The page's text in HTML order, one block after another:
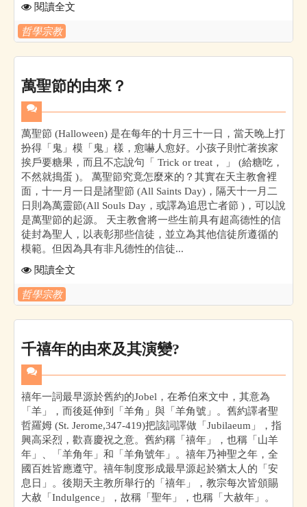
閱讀全文
哲學宗教
萬聖節的由來？
萬聖節 (Halloween) 是在每年的十月三十一日，當天晚上打
扮得「鬼」模「鬼」樣，愈嚇人愈好。小孩子則忙著挨家
挨戶要糖果，而且不忘說句「 Trick or treat， 」 (給糖吃，
不然就搗蛋 )。 萬聖節究竟怎麼來的？其實在天主教會裡
面，十一月一日是諸聖節 (All Saints Day)，隔天十一月二
日則為萬靈節(All Souls Day，或譯為追思亡者節 )，可以說
是萬聖節的起源。 天主教會將一些生前具有超高德性的信
徒封為聖人，以表彰那些信徒，並立為其他信徒所遵循的
模範。但因為具有非凡德性的信徒...
閱讀全文
哲學宗教
千禧年的由來及其演變?
禧年一詞最早源於舊約的Jobel，在希伯來文中，其意為
「羊」，而後延伸到「羊角」與「羊角號」。舊約譯者聖
哲羅姆 (St. Jerome,347-419)把該詞譯做「Jubilaeum」，指
興高采烈，歡喜慶祝之意。舊約稱「禧年」，也稱「山羊
年」、「羊角年」和「羊角號年」。禧年乃神聖之年，全
國百姓皆應遵守。禧年制度形成最早源起於猶太人的「安
息日」。後期天主教所舉行的「禧年」，教宗每次皆頒賜
大赦「Indulgence」，故稱「聖年」，也稱「大赦年」。